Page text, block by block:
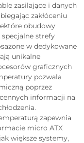
zasilające i danych
zakłóceniu
obudowy
strefy
w dedykowane
unikalne
graficznych
pozwala
poprzez
informacji na
zapewnia
micro ATX
większe systemy,